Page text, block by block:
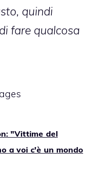
quindi
fare qualcosa
"Vittime del
a voi c'è un mondo